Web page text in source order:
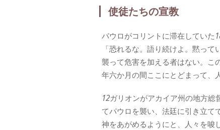
使徒たちの宣教
パウロがコリントに滞在していた
「恐れるな。語り続けよ。黙って
襲って危害を加える者はない。こ
年六か月の間ここにとどまって、
12ガリオンがアカイア州の地方
てパウロを襲い、法廷に引き立て
神をあがめるようにと、人々を唆